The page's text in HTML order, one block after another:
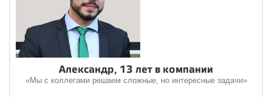
Александр, 13 лет в компании
«Мы с коллегами решаем сложные, но интересные задачи»